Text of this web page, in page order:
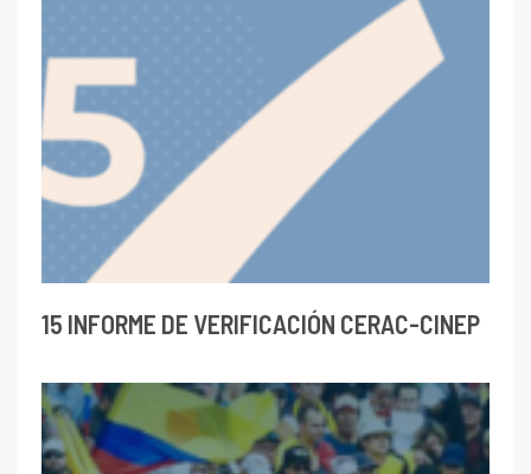
15 INFORME DE VERIFICACIÓN CERAC-CINEP